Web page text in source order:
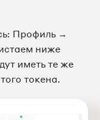
Профиль →
ниже
иметь те же
токена.